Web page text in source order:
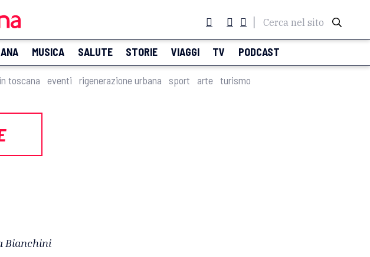
Cerca nel sito
MUSICA SALUTE STORIE VIAGGI TV PODCAST
toscana eventi rigenerazione urbana sport arte turismo
Bianchini